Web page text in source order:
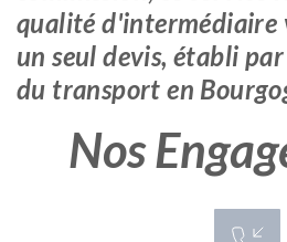
qualité d'intermédiaire
un seul devis, établi
du transport en
Nos